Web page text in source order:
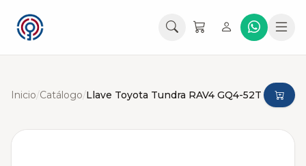
Inicio/Catálogo/Llave Toyota Tundra RAV4 GQ4-52T